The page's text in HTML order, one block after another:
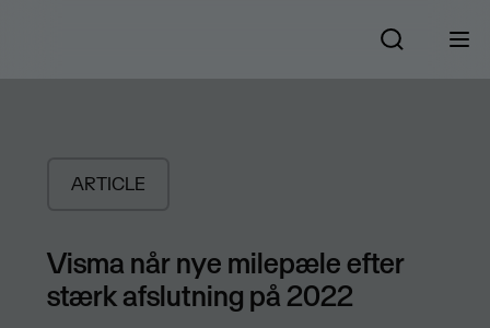
ARTICLE
Visma når nye milepæle efter
stærk afslutning på 2022